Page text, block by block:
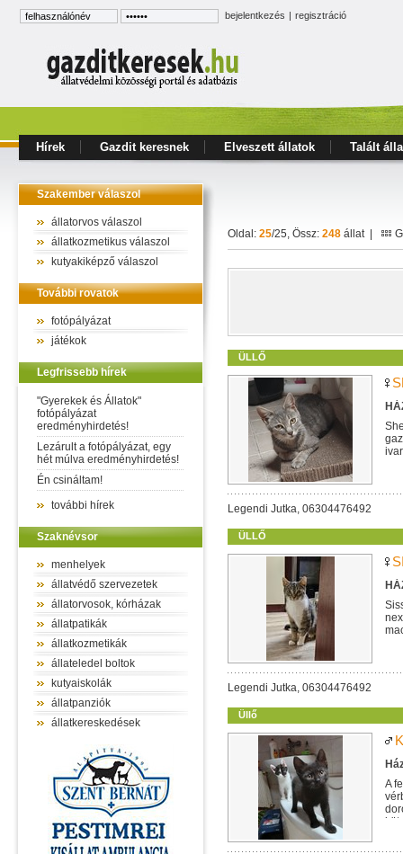
bejelentkezés | regisztráció
Hírek Gazdit keresnek Elveszett állatok Talált
Szakember válaszol
állatorvos válaszol
állatkozmetikus válaszol
kutyakiképző válaszol
További rovatok
fotópályázat
játékok
Legfrissebb hírek
"Gyerekek és Állatok"
fotópályázat
eredményhirdetés!
Lezárult a fotópályázat, egy
hét múlva eredményhirdetés!
Én csináltam!
további hírek
Szaknévsor
menhelyek
állatvédő szervezetek
állatorvosok, kórházak
állatpatikák
állatkozmetikák
állateledel boltok
kutyaiskolák
állatpanziók
állatkereskedések
Oldal: 25/25, Össz: 248 állat |
ÜLLŐ
Legendi Jutka, 06304476492
ÜLLŐ
Legendi Jutka, 06304476492
Üllő
A